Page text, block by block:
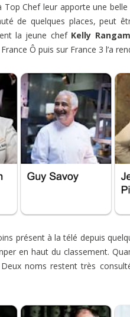
Chef leur apporte une belle
de quelques places, peut
la jeune chef Kelly
Ô puis sur France 3 l’a
présent à la télé depuis
en haut du classement.
noms restent très